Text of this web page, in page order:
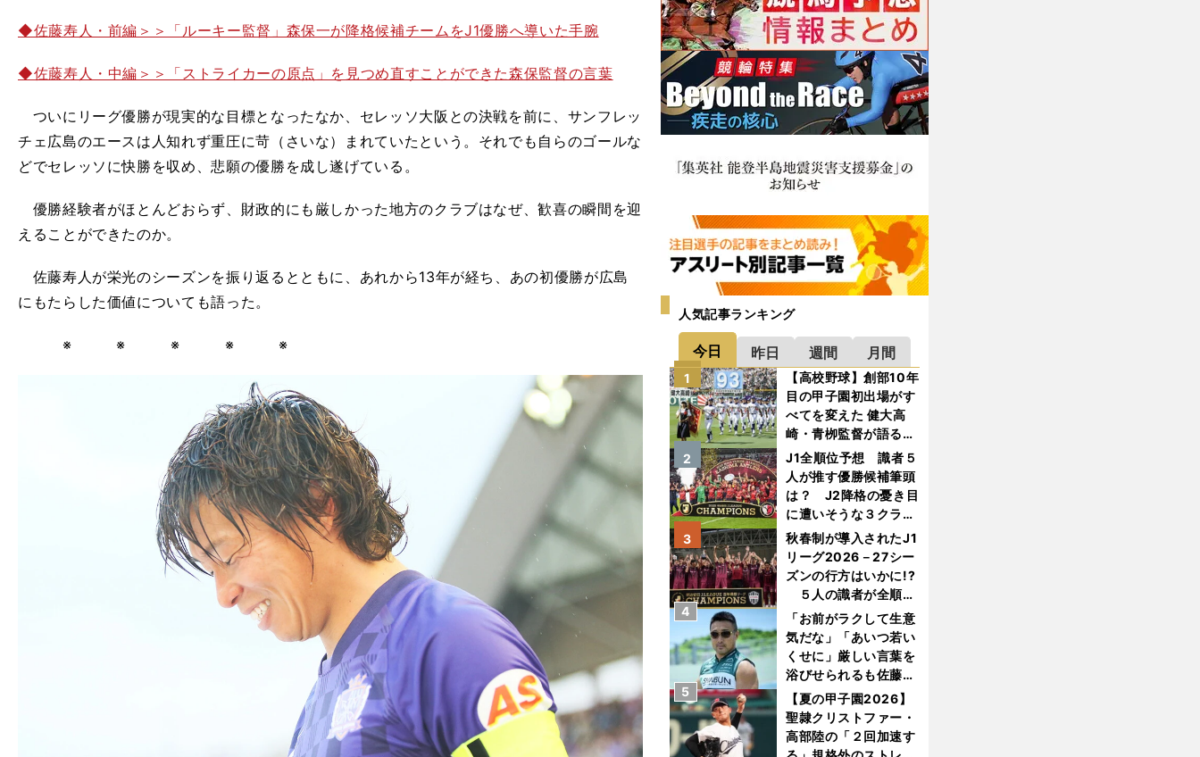
◆佐藤寿人・前編＞＞「ルーキー監督」森保一が降格候補チームをJ1優勝へ導いた手腕
◆佐藤寿人・中編＞＞「ストライカーの原点」を見つめ直すことができた森保監督の言葉
ついにリーグ優勝が現実的な目標となったなか、セレッソ大阪との決戦を前に、サンフレッ
チェ広島のエースは人知れず重圧に苛（さいな）まれていたという。それでも自らのゴールな
どでセレッソに快勝を収め、悲願の優勝を成し遂げている。
優勝経験者がほとんどおらず、財政的にも厳しかった地方のクラブはなぜ、歓喜の瞬間を迎
えることができたのか。
佐藤寿人が栄光のシーズンを振り返るとともに、あれから13年が経ち、あの初優勝が広島
にもたらした価値についても語った。
※ ※ ※ ※ ※
人気記事ランキング
今日 昨日 週間 月間
【高校野球】創部10年
目の甲子園初出場がす
べてを変えた 健大高
崎・青栁監督が語る
「機動破壊」はこうし
て生まれた
1
J1全順位予想 識者５
人が推す優勝候補筆頭
は？ J2降格の憂き目
に遭いそうな３クラブ
とは？
2
秋春制が導入されたJ1
リーグ2026－27シー
ズンの行方はいかに!?
５人の識者が全順位
を大胆予想
3
「お前がラクして生意
気だな」「あいつ若い
くせに」厳しい言葉を
浴びせられるも佐藤慎
太郎が貫いた誇りとフ
ァンへの思い
4
【夏の甲子園2026】
聖隷クリストファー・
高部陸の「２回加速す
5